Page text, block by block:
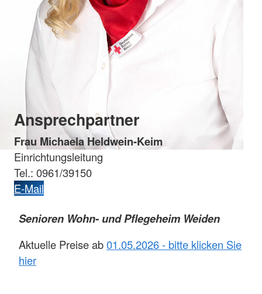
Ansprechpartner
Frau Michaela Heldwein-Keim
Einrichtungsleitung
Tel.: 0961/39150
E-Mail
Senioren Wohn- und Pflegeheim Weiden
Aktuelle Preise ab01.05.2026 - bitte klicken Sie
hier